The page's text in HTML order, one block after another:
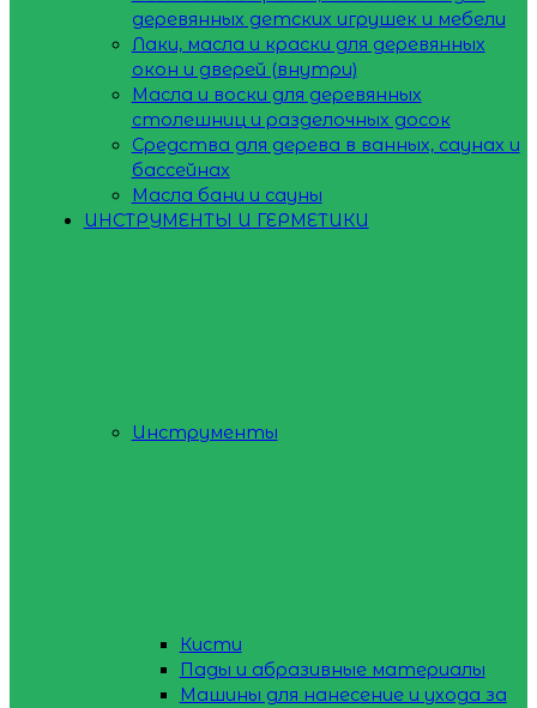
деревянных детских игрушек и мебели
Лаки, масла и краски для деревянных
окон и дверей (внутри)
Масла и воски для деревянных
столешниц и разделочных досок
Средства для дерева в ванных, саунах и
бассейнах
Масла бани и сауны
ИНСТРУМЕНТЫ И ГЕРМЕТИКИ
Инструменты
Кисти
Пады и абразивные материалы
Машины для нанесение и ухода за